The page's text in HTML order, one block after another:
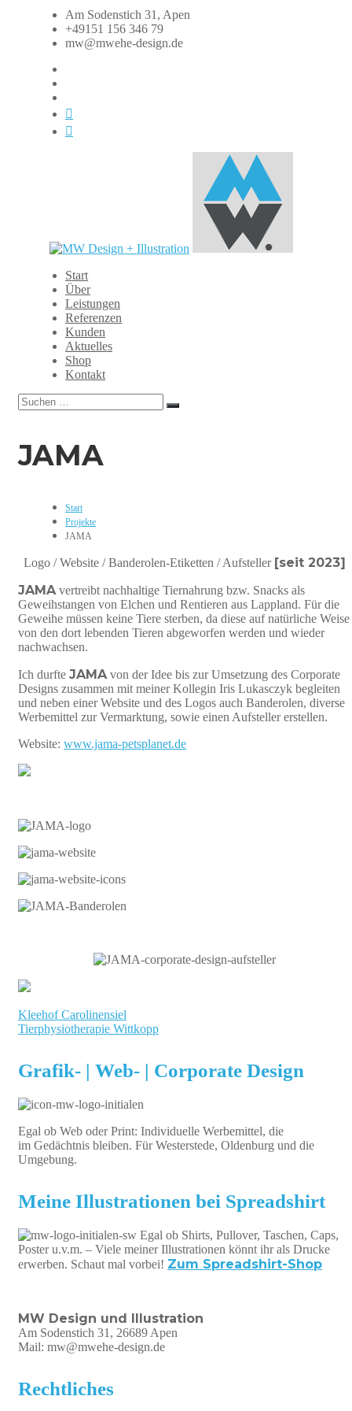
Am Sodenstich 31, Apen
+49151 156 346 79
mw@mwehe-design.de
Design
Illustration
Grafikdesign,
Webdesign,
Marketing,
Mediengestaltung
Start
Über
Leistungen
Referenzen
Kunden
Aktuelles
Shop
Kontakt
Suchen
nach:
Suchen
JAMA
Start
Projekte
JAMA
Logo / Website / Banderolen-Etiketten / Aufsteller [seit 2023]
JAMA vertreibt nachhaltige Tiernahrung bzw. Snacks als
Geweihstangen von Elchen und Rentieren aus Lappland. Für die
Geweihe müssen keine Tiere sterben, da diese auf natürliche Weise
von den dort lebenden Tieren abgeworfen werden und wieder
nachwachsen.
Ich durfte JAMA von der Idee bis zur Umsetzung des Corporate
Designs zusammen mit meiner Kollegin Iris Lukasczyk begleiten
und neben einer Website und des Logos auch Banderolen, diverse
Werbemittel zur Vermarktung, sowie einen Aufsteller erstellen.
Website: www.jama-petsplanet.de
Beitragsnavigation
Kleehof Carolinensiel
Tierphysiotherapie Wittkopp
Grafik- | Web- | Corporate Design
Egal ob Web oder Print: Individuelle Werbemittel, die
im Gedächtnis bleiben. Für Westerstede, Oldenburg und die
Umgebung.
Meine Illustrationen bei Spreadshirt
Egal ob Shirts, Pullover, Taschen, Caps,
Poster u.v.m. – Viele meiner Illustrationen könnt ihr als Drucke
erwerben. Schaut mal vorbei! Zum Spreadshirt-Shop
MW Design und Illustration
Am Sodenstich 31, 26689 Apen
Mail: mw@mwehe-design.de
Rechtliches